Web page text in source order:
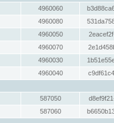
4960060
4960080
4960050
4960070
4960030
4960040
587050
587060